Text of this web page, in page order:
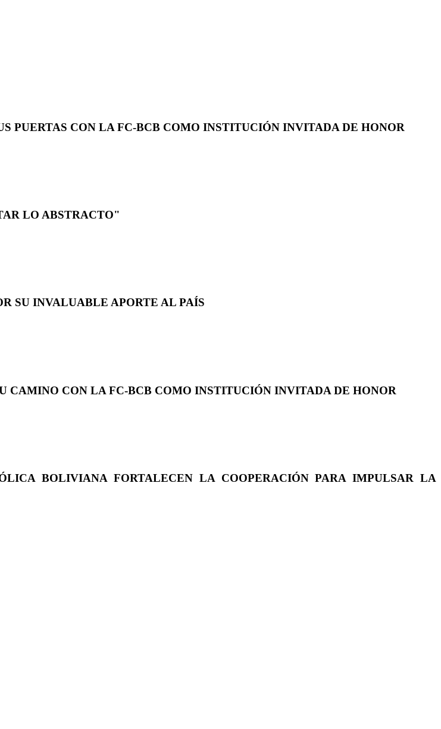
PUERTAS CON LA FC-BCB COMO INSTITUCIÓN INVITADA DE HONOR
LO ABSTRACTO"
SU INVALUABLE APORTE AL PAÍS
CON LA FC-BCB COMO INSTITUCIÓN INVITADA DE HONOR
BOLIVIANA FORTALECEN LA COOPERACIÓN PARA IMPULSAR LA